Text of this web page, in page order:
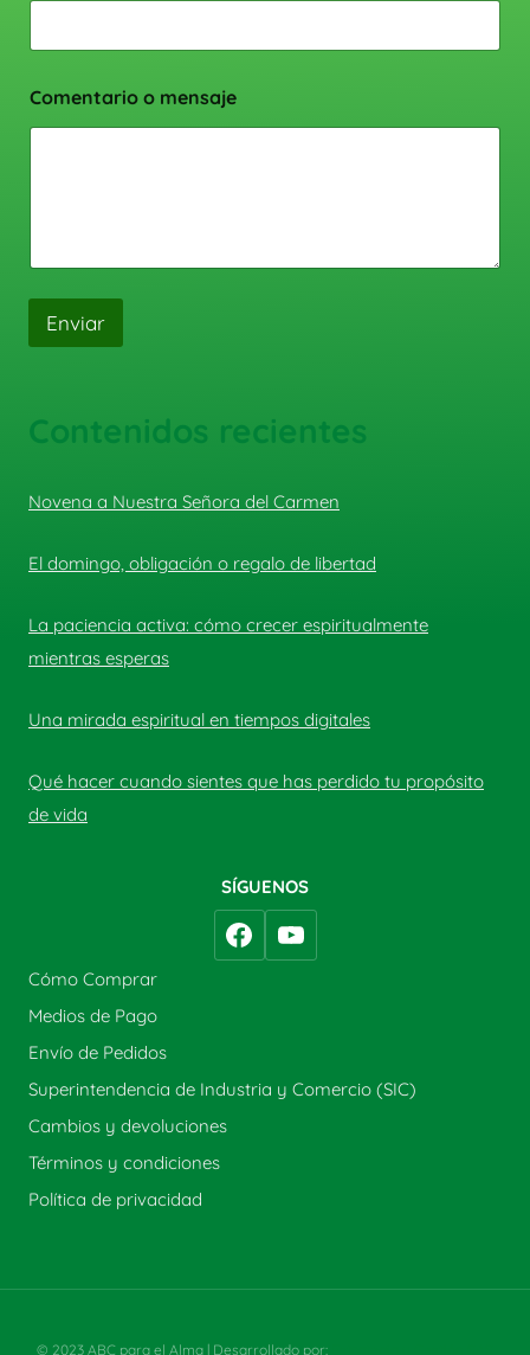
Comentario o mensaje
Enviar
Contenidos recientes
Novena a Nuestra Señora del Carmen
El domingo, obligación o regalo de libertad
La paciencia activa: cómo crecer espiritualmente
mientras esperas
Una mirada espiritual en tiempos digitales
Qué hacer cuando sientes que has perdido tu propósito
de vida
SÍGUENOS
Cómo Comprar
Medios de Pago
Envío de Pedidos
Superintendencia de Industria y Comercio (SIC)
Cambios y devoluciones
Términos y condiciones
Política de privacidad
© 2023 ABC para el Alma | Desarrollado por: